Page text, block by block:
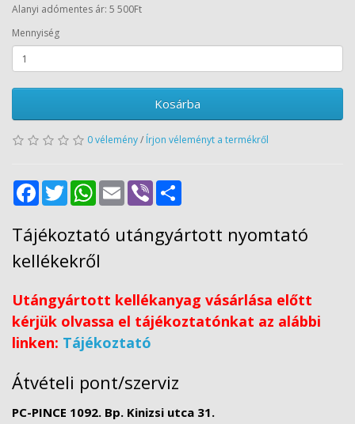
Alanyi adómentes ár: 5 500Ft
Mennyiség
Kosárba
0 vélemény/ Írjon véleményt a termékről
FacebookTwitter WhatsApp
Email Viber
Tájékoztató utángyártott nyomtató
kellékekről
Utángyártott kellékanyag vásárlása előtt
kérjük olvassa el tájékoztatónkat az alábbi
linken: Tájékoztató
Átvételi pont/szerviz
PC-PINCE 1092. Bp. Kinizsi utca 31.